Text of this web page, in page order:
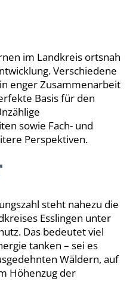
im Landkreis ortsnah
Verschiedene
enger Zusammenarbeit
Basis für den
sowie Fach- und
Perspektiven.
steht nahezu die
Esslingen unter
Das bedeutet viel
tanken – sei es
Wäldern, auf
Höhenzug der